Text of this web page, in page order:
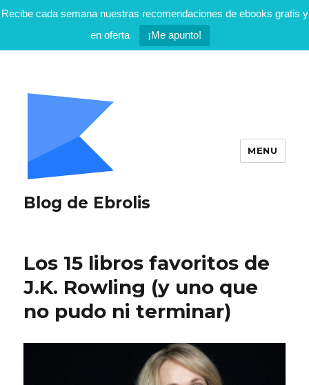
Recibe cada semana nuestras recomendaciones de ebooks gratis y
en oferta
¡Me apunto!
Blog de Ebrolis
MENU
Los 15 libros favoritos de
J.K. Rowling (y uno que
no pudo ni terminar)